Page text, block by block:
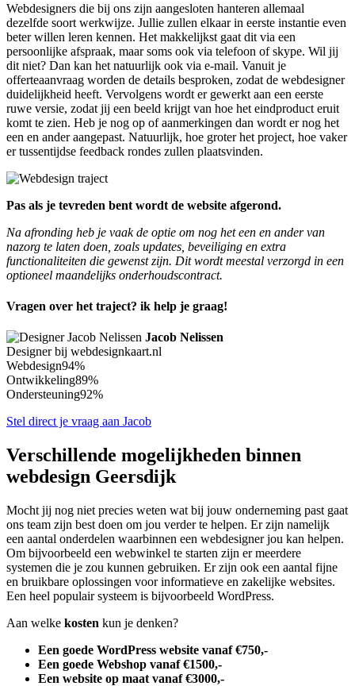
Webdesigners die bij ons zijn aangesloten hanteren allemaal
dezelfde soort werkwijze. Jullie zullen elkaar in eerste instantie even
beter willen leren kennen. Het makkelijkst gaat dit via een
persoonlijke afspraak, maar soms ook via telefoon of skype. Wil jij
dit niet? Dan kan het natuurlijk ook via e-mail. Vanuit je
offerteaanvraag worden de details besproken, zodat de webdesigner
duidelijkheid heeft. Vervolgens wordt er gewerkt aan een eerste
ruwe versie, zodat jij een beeld krijgt van hoe het eindproduct eruit
komt te zien. Heb je nog op of aanmerkingen dan wordt er nog het
een en ander aangepast. Natuurlijk, hoe groter het project, hoe vaker
er tussentijdse feedback rondes zullen plaatsvinden.
Pas als je tevreden bent wordt de website afgerond.
Na afronding heb je vaak de optie om nog het een en ander van
nazorg te laten doen, zoals updates, beveiliging en extra
functionaliteiten die gewenst zijn. Dit wordt meestal verzorgd in een
optioneel maandelijks onderhoudscontract.
Vragen over het traject? ik help je graag!
Jacob Nelissen
Designer bij webdesignkaart.nl
Webdesign94%
Ontwikkeling89%
Ondersteuning92%
Stel direct je vraag aan Jacob
Verschillende mogelijkheden binnen
webdesign Geersdijk
Mocht jij nog niet precies weten wat bij jouw onderneming past gaat
ons team zijn best doen om jou verder te helpen. Er zijn namelijk
een aantal onderdelen waarbinnen een webdesigner jou kan helpen.
Om bijvoorbeeld een webwinkel te starten zijn er meerdere
systemen die je zou kunnen gebruiken. Er zijn ook een aantal fijne
en bruikbare oplossingen voor informatieve en zakelijke websites.
Een heel populair systeem is bijvoorbeeld WordPress.
Aan welke kosten kun je denken?
Een goede WordPress website vanaf €750,-
Een goede Webshop vanaf €1500,-
Een website op maat vanaf €3000,-